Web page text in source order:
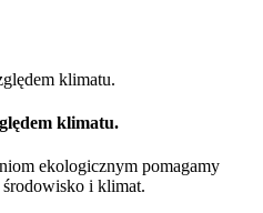
klimatu.
ekologicznym pomagamy
i klimat.